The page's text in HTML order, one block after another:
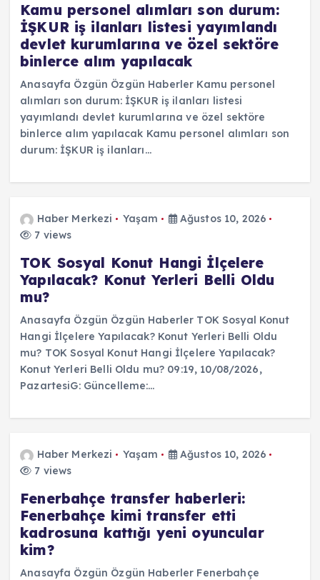
Kamu personel alımları son durum:
İŞKUR iş ilanları listesi yayımlandı
devlet kurumlarına ve özel sektöre
binlerce alım yapılacak
Anasayfa Özgün Özgün Haberler Kamu personel
alımları son durum: İŞKUR iş ilanları listesi
yayımlandı devlet kurumlarına ve özel sektöre
binlerce alım yapılacak Kamu personel alımları son
durum: İŞKUR iş ilanları…
Haber Merkezi Yaşam
Ağustos 10, 2026
7 views
TOK Sosyal Konut Hangi İlçelere
Yapılacak? Konut Yerleri Belli Oldu
mu?
Anasayfa Özgün Özgün Haberler TOK Sosyal Konut
Hangi İlçelere Yapılacak? Konut Yerleri Belli Oldu
mu? TOK Sosyal Konut Hangi İlçelere Yapılacak?
Konut Yerleri Belli Oldu mu? 09:19, 10/08/2026,
PazartesiG: Güncelleme:…
Haber Merkezi Yaşam
Ağustos 10, 2026
7 views
Fenerbahçe transfer haberleri:
Fenerbahçe kimi transfer etti
kadrosuna kattığı yeni oyuncular
kim?
Anasayfa Özgün Özgün Haberler Fenerbahçe